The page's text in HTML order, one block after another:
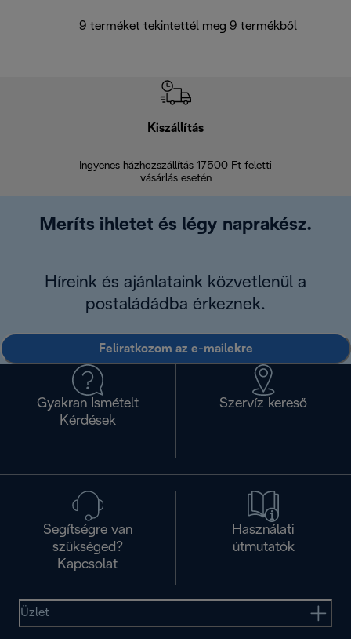
9 terméket tekintettél meg 9 termékből
Kiszállítás
Ingyenes házhozszállítás 17500 Ft feletti
vásárlás esetén
Meríts ihletet és légy naprakész.
Híreink és ajánlataink közvetlenül a
postaládádba érkeznek.
Feliratkozom az e-mailekre
Gyakran Ismételt
Kérdések
Szervíz kereső
Segítségre van
szükséged?
Kapcsolat
Használati
útmutatók
Üzlet